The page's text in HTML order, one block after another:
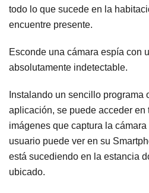
todo lo que sucede en la
encuentre presente.
Esconde una cámara espía con
absolutamente indetectable.
Instalando un sencillo programa
aplicación, se puede acceder en
imágenes que captura la
usuario puede ver en su
está sucediendo en la estancia
ubicado.